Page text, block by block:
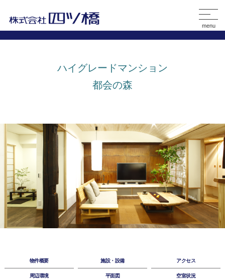
menu
ハイグレードマンション
都会の森
物件概要 施設・設備 アクセス
周辺環境 平面図 空室状況